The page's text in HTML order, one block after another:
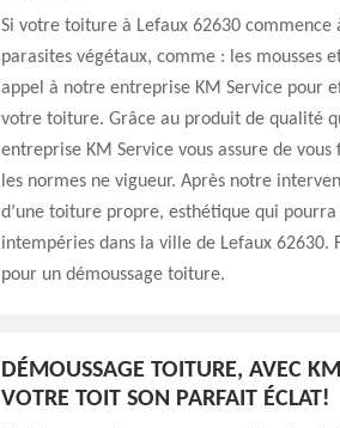
Si votre toiture à Lefaux 62630 commence
parasites végétaux, comme : les mousses
appel à notre entreprise KM Service pour
votre toiture. Grâce au produit de qualité
entreprise KM Service vous assure de
les normes ne vigueur. Après notre
d’une toiture propre, esthétique qui
intempéries dans la ville de Lefaux 62630.
pour un démoussage toiture.
DÉMOUSSAGE TOITURE, AVEC
VOTRE TOIT SON PARFAIT ÉCLAT!